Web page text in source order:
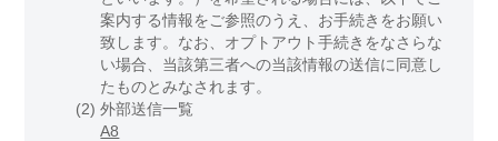
案内する情報をご参照のうえ、お手続きをお願い
致します。なお、オプトアウト手続きをなさらな
い場合、当該第三者への当該情報の送信に同意し
たものとみなされます。
(2)外部送信一覧
A8